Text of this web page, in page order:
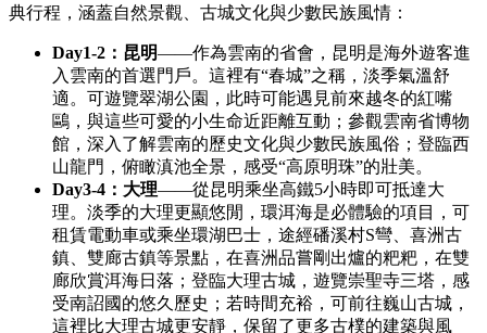
典行程，涵蓋自然景觀、古城文化與少數民族風情：
Day1-2：昆明——作為雲南的省會，昆明是海外遊客進
入雲南的首選門戶。這裡有“春城”之稱，淡季氣溫舒
適。可遊覽翠湖公園，此時可能遇見前來越冬的紅嘴
鷗，與這些可愛的小生命近距離互動；參觀雲南省博物
館，深入了解雲南的歷史文化與少數民族風俗；登臨西
山龍門，俯瞰滇池全景，感受“高原明珠”的壯美。
Day3-4：大理——從昆明乘坐高鐵5小時即可抵達大
理。淡季的大理更顯悠閒，環洱海是必體驗的項目，可
租賃電動車或乘坐環湖巴士，途經磻溪村S彎、喜洲古
鎮、雙廊古鎮等景點，在喜洲品嘗剛出爐的粑粑，在雙
廊欣賞洱海日落；登臨大理古城，遊覽崇聖寺三塔，感
受南詔國的悠久歷史；若時間充裕，可前往巍山古城，
這裡比大理古城更安靜，保留了更多古樸的建築與風